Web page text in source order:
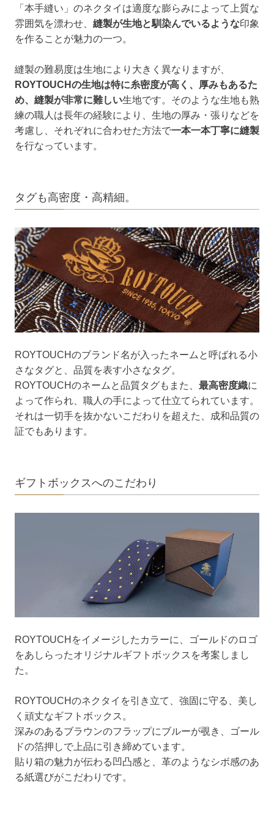
「本手縫い」のネクタイは適度な膨らみによって上質な
雰囲気を漂わせ、 縫製が生地と馴染んでいるような印象
を作ることが魅力の一つ。
縫製の難易度は生地により大きく異なりますが、
ROYTOUCHの生地は特に糸密度が高く、厚みもあるた
め、縫製が非常に難しい生地です。そのような生地も熟
練の職人は長年の経験により、生地の厚み・張りなどを
考慮し、それぞれに合わせた方法で一本一本丁寧に縫製
を行なっています。
タグも高密度・高精細。
ROYTOUCHのブランド名が入ったネームと呼ばれる小
さなタグと、品質を表す小さなタグ。
ROYTOUCHのネームと品質タグもまた、 最高密度織に
よって作られ、職人の手によって仕立てられています。
それは一切手を抜かないこだわりを超えた、成和品質の
証でもあります。
ギフトボックスへのこだわり
ROYTOUCHをイメージしたカラーに、ゴールドのロゴ
をあしらったオリジナルギフトボックスを考案しまし
た。
ROYTOUCHのネクタイを引き立て、強固に守る、美し
く頑丈なギフトボックス。
深みのあるブラウンのフラップにブルーが覗き、ゴール
ドの箔押しで上品に引き締めています。
貼り箱の魅力が伝わる凹凸感と、革のようなシボ感のあ
る紙選びがこだわりです。